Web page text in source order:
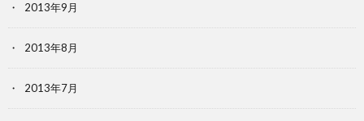
2013年9月
2013年8月
2013年7月